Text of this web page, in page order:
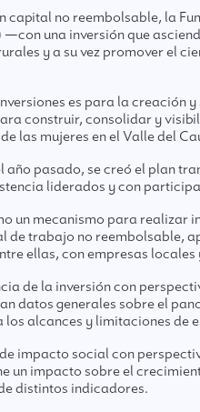
capital no reembolsable, la
una inversión que
y a su vez promover el
es para la creación
construir, consolidar y
las mujeres en el Valle del
año pasado, se creó el plan
liderados y con
un mecanismo para
de trabajo no reembolsable,
ellas, con empresas
de la inversión con
datos generales sobre el
alcances y limitaciones de
impacto social con
un impacto sobre el
distintos indicadores.